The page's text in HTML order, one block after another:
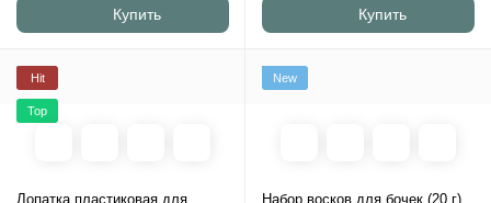
Купить Купить
Hit
Top
Лопатка пластиковая для
New
Набор восков для бочек (20 г)